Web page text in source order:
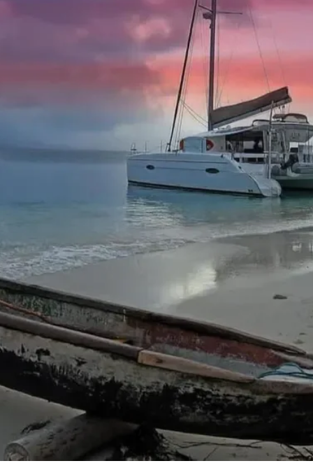
12 jul 2024 3 min de lectura
🌊 Vida marina en San Blas Panamá: El
Paraíso Submarino que Debes Explorar en